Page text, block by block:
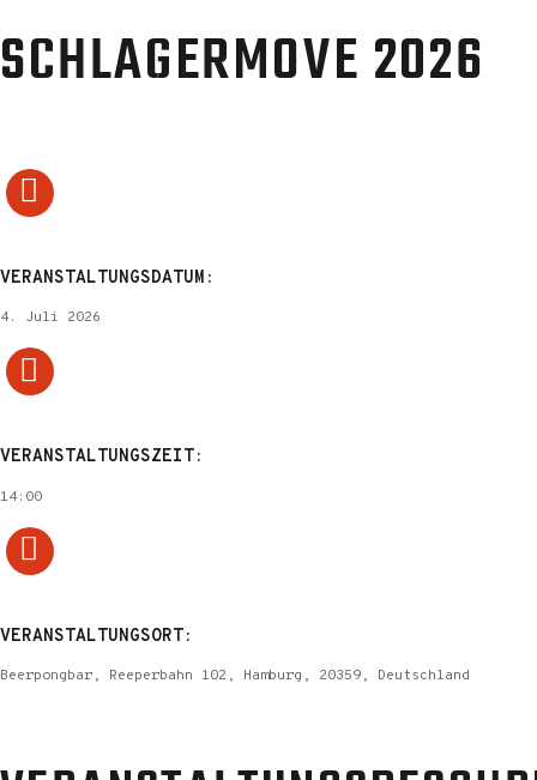
SCHLAGERMOVE 2026
VERANSTALTUNGSDATUM:
4. Juli 2026
VERANSTALTUNGSZEIT:
14:00
VERANSTALTUNGSORT:
Beerpongbar, Reeperbahn 102, Hamburg, 20359, Deutschland